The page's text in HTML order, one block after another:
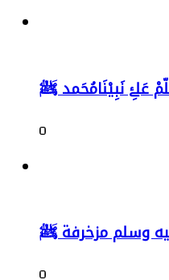
عَلۓِ نَبِيْنَامُحَمد ﷺ
0
وسلم مزخرفة ﷺ
0